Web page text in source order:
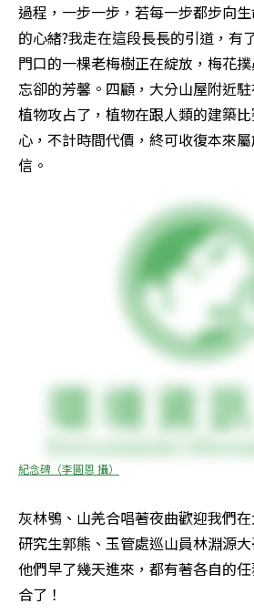
過程，一步一步，若每一步都步向
的心緒?我走在這段長長的引道，有
門口的一棵老梅樹正在綻放，梅花
忘卻的芳馨。四顧，大分山屋附近
植物攻占了，植物在跟人類的建築
心，不計時間代價，終可收復本來
信。
紀念碑（李圓恩 攝）
灰林鴞、山羌合唱著夜曲歡迎我們
研究生郭熊、玉管處巡山員林淵源大
他們早了幾天進來，都有著各自的
合了！